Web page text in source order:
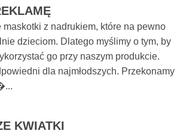
maskotki z nadrukiem, które na pewno
dzieciom. Dlatego myślimy o tym, by
go przy naszym produkcie.
dla najmłodszych. Przekonamy
KWIATKI